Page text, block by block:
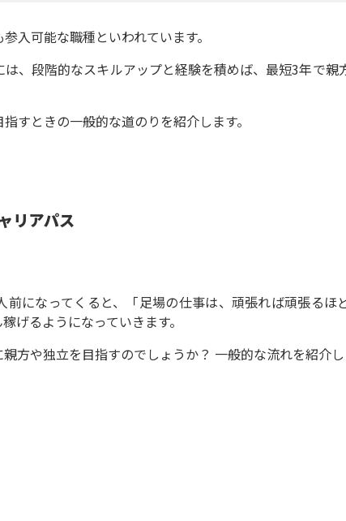
入可能な職種といわれています。
、段階的なスキルアップと経験を積めば、最短3年で親
すときの一般的な道のりを紹介します。
リアパス
になってくると、「足場の仕事は、頑張れば頑張るほ
げるようになっていきます。
方や独立を目指すのでしょうか？ 一般的な流れを紹介し